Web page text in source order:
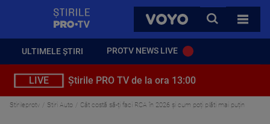
VOYO
CAUTA
TOATE
ULTIMELE ȘTIRI PROTV NEWS LIVE
LIVE Știrile PRO TV de la ora 13:00
Stirileprotv Stiri Auto Cât costă să-ți faci RCA în 2026 și cum poți plăti mai puțin